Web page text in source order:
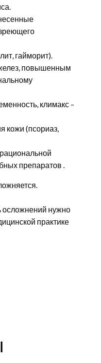
гайморит).
повышенным
климакс –
кожи (псориаз,
препаратов .
осложнений нужно
практике